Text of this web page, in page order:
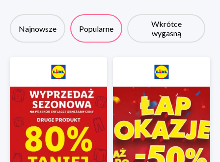
Najnowsze Popularne
Wkrótce
wygasną